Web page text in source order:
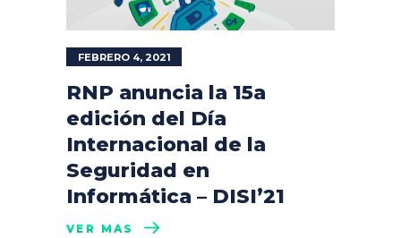
FEBRERO 4, 2021
RNP anuncia la 15a
edición del Día
Internacional de la
Seguridad en
Informática – DISI’21
VER MÁS